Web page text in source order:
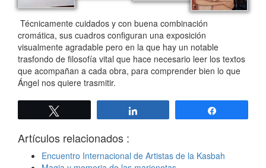
Técnicamente cuidados y con buena combinación
cromática, sus cuadros configuran una exposición
visualmente agradable pero en la que hay un notable
trasfondo de filosofía vital que hace necesario leer los textos
que acompañan a cada obra, para comprender bien lo que
Ángel nos quiere trasmitir.
Artículos relacionados :
Encuentro Internacional de Artistas de la Kasbah